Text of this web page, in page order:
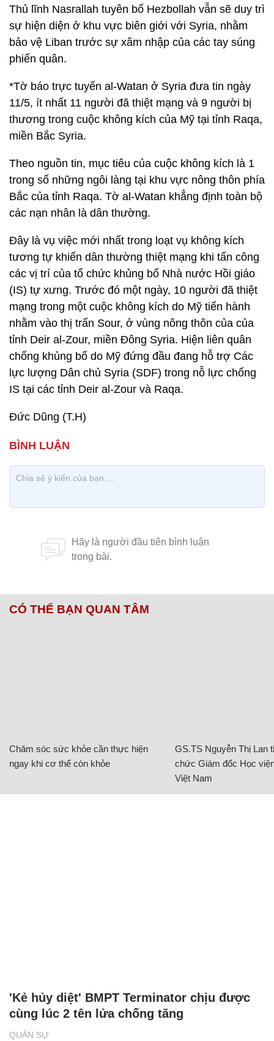
Thủ lĩnh Nasrallah tuyên bố Hezbollah vẫn sẽ duy trì
sự hiện diện ở khu vực biên giới với Syria, nhằm
bảo vệ Liban trước sự xâm nhập của các tay súng
phiến quân.
*Tờ báo trực tuyến al-Watan ở Syria đưa tin ngày
11/5, ít nhất 11 người đã thiệt mạng và 9 người bị
thương trong cuộc không kích của Mỹ tại tỉnh Raqa,
miền Bắc Syria.
Theo nguồn tin, mục tiêu của cuộc không kích là 1
trong số những ngôi làng tại khu vực nông thôn phía
Bắc của tỉnh Raqa. Tờ al-Watan khẳng định toàn bộ
các nạn nhân là dân thường.
Đây là vụ việc mới nhất trong loạt vụ không kích
tương tự khiến dân thường thiệt mạng khi tấn công
các vị trí của tổ chức khủng bố Nhà nước Hồi giáo
(IS) tự xưng. Trước đó một ngày, 10 người đã thiệt
mạng trong một cuộc không kích do Mỹ tiến hành
nhằm vào thị trấn Sour, ở vùng nông thôn của của
tỉnh Deir al-Zour, miền Đông Syria. Hiện liên quân
chống khủng bố do Mỹ đứng đầu đang hỗ trợ Các
lực lượng Dân chủ Syria (SDF) trong nỗ lực chống
IS tại các tỉnh Deir al-Zour và Raqa.
Đức Dũng (T.H)
CÓ THỂ BẠN QUAN TÂM
Chăm sóc sức khỏe cần thực hiện
ngay khi cơ thể còn khỏe
GS.TS Nguyễn Thị Lan
chức Giám đốc Học
Việt Nam
QUÂN SỰ
'Kẻ hủy diệt' BMPT Terminator chịu được
cùng lúc 2 tên lửa chống tăng